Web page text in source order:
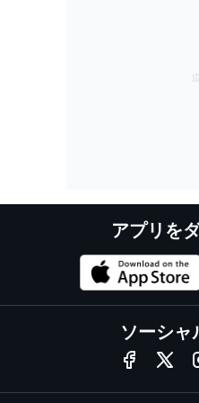
アプリを
ソーシャ